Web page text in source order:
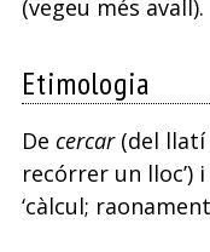
(vegeu més avall).
Etimologia
De cercar(del llatí
recórrer un lloc’) i
‘càlcul;